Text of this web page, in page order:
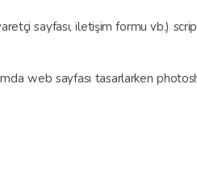
sayfası, iletişim formu vb.)
web sayfası tasarlarken